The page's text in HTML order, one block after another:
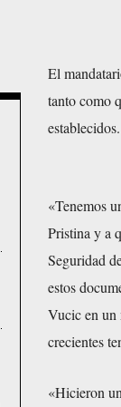
El
tanto como
establecidos.
«Tenemos
Pristina y a
Seguridad
estos
Vucic en un
crecientes
«Hicieron